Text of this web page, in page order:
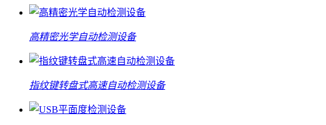
高精密光学自动检测设备
指纹键转盘式高速自动检测设备